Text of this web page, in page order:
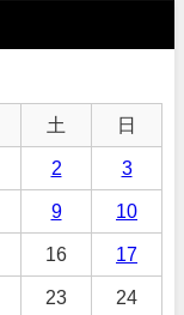
土 日
2 3
9 10
16 17
23 24